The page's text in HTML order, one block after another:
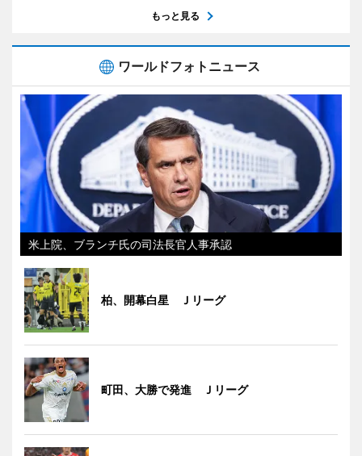
もっと見る
ワールドフォトニュース
米上院、ブランチ氏の司法長官人事承認
柏、開幕白星 Ｊリーグ
町田、大勝で発進 Ｊリーグ